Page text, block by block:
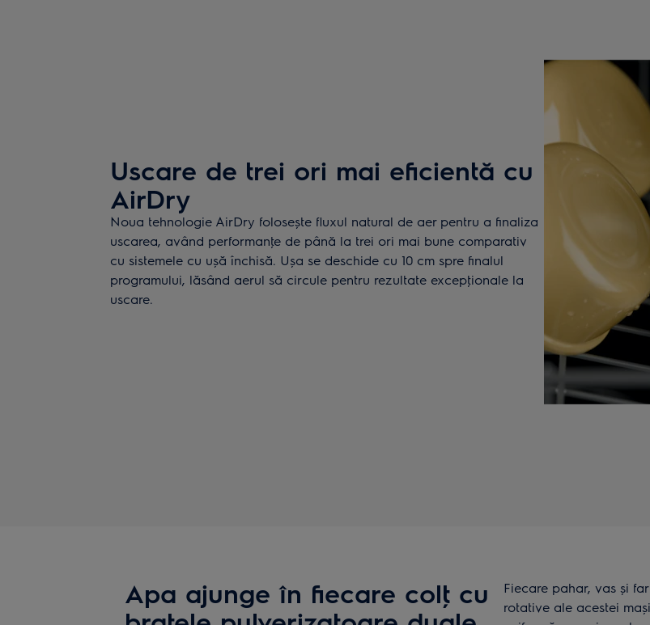
Uscare de trei ori mai eficientă cu
AirDry
Noua tehnologie AirDry folosește fluxul natural de aer pentru a finaliza
uscarea, având performanţe de până la trei ori mai bune comparativ
cu sistemele cu ușă închisă. Ușa se deschide cu 10 cm spre finalul
programului, lăsând aerul să circule pentru rezultate excepţionale la
uscare.
Apa ajunge în fiecare colţ cu
Fiecare pahar, vas și
rotative ale acestei